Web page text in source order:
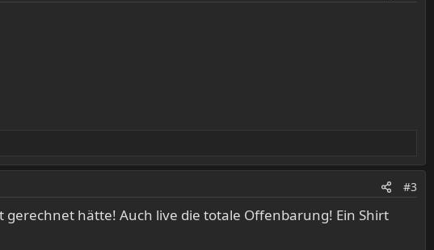
#3
gerechnet hätte! Auch live die totale Offenbarung! Ein Shirt